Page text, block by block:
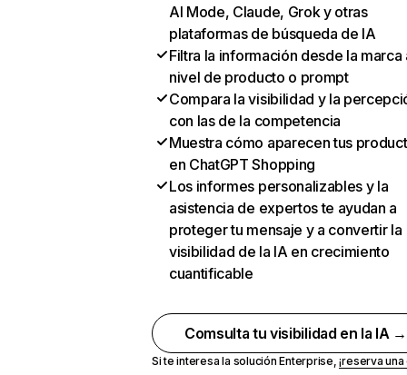
AI Mode, Claude, Grok y otras
plataformas de búsqueda de IA
Filtra la información desde la marca
nivel de producto o prompt
Compara la visibilidad y la
con las de la competencia
Muestra cómo aparecen tus
en ChatGPT Shopping
Los informes personalizables y la
asistencia de expertos te ayudan a
proteger tu mensaje y a convertir la
visibilidad de la IA en crecimiento
cuantificable
Comsulta tu visibilidad en la IA →
Si te interesa la solución Enterprise,¡reserva